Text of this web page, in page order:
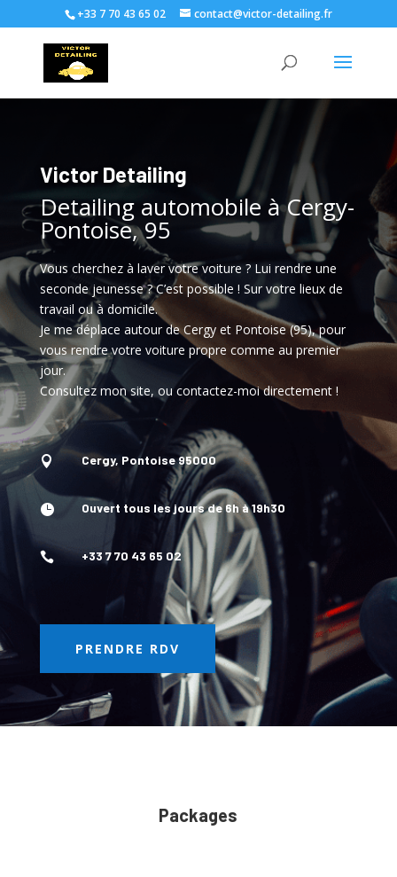
+33 7 70 43 65 02 contact@victor-detailing.fr
Victor Detailing
Detailing automobile à Cergy-
Pontoise, 95
Vous cherchez à laver votre voiture ? Lui rendre une
seconde jeunesse ? C’est possible ! Sur votre lieux de
travail ou à domicile.
Je me déplace autour de Cergy et Pontoise (95), pour
vous rendre votre voiture propre comme au premier
jour.
Consultez mon site, ou contactez-moi directement !
 Cergy, Pontoise 95000
 Ouvert tous les jours de 6h à 19h30
 +33 7 70 43 65 02
PRENDRE RDV
Packages